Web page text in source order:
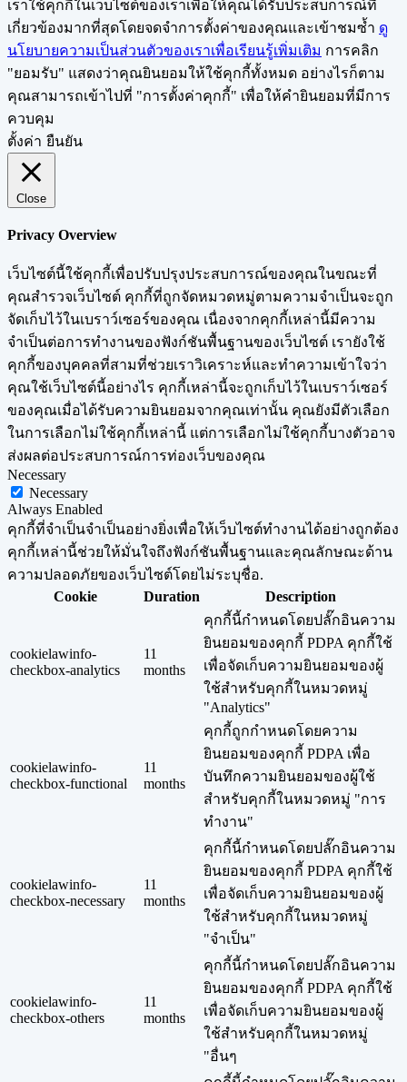
เราใช้คุกกี้ในเว็บไซต์ของเราเพื่อให้คุณได้รับประสบการณ์ที่
เกี่ยวข้องมากที่สุดโดยจดจำการตั้งค่าของคุณและเข้าชมซ้ำ ดู
นโยบายความเป็นส่วนตัวของเราเพื่อเรียนรู้เพิ่มเติม การคลิก
"ยอมรับ" แสดงว่าคุณยินยอมให้ใช้คุกกี้ทั้งหมด อย่างไรก็ตาม
คุณสามารถเข้าไปที่ "การตั้งค่าคุกกี้" เพื่อให้คำยินยอมที่มีการ
ควบคุม
ตั้งค่า ยืนยัน
Close
Privacy Overview
เว็บไซต์นี้ใช้คุกกี้เพื่อปรับปรุงประสบการณ์ของคุณในขณะที่
คุณสำรวจเว็บไซต์ คุกกี้ที่ถูกจัดหมวดหมู่ตามความจำเป็นจะถูก
จัดเก็บไว้ในเบราว์เซอร์ของคุณ เนื่องจากคุกกี้เหล่านี้มีความ
จำเป็นต่อการทำงานของฟังก์ชันพื้นฐานของเว็บไซต์ เรายังใช้
คุกกี้ของบุคคลที่สามที่ช่วยเราวิเคราะห์และทำความเข้าใจว่า
คุณใช้เว็บไซต์นี้อย่างไร คุกกี้เหล่านี้จะถูกเก็บไว้ในเบราว์เซอร์
ของคุณเมื่อได้รับความยินยอมจากคุณเท่านั้น คุณยังมีตัวเลือก
ในการเลือกไม่ใช้คุกกี้เหล่านี้ แต่การเลือกไม่ใช้คุกกี้บางตัวอาจ
ส่งผลต่อประสบการณ์การท่องเว็บของคุณ
Necessary
Necessary
Always Enabled
คุกกี้ที่จำเป็นจำเป็นอย่างยิ่งเพื่อให้เว็บไซต์ทำงานได้อย่างถูกต้อง
คุกกี้เหล่านี้ช่วยให้มั่นใจถึงฟังก์ชันพื้นฐานและคุณลักษณะด้าน
ความปลอดภัยของเว็บไซต์โดยไม่ระบุชื่อ.
Cookie
Duration Description
cookielawinfo-
checkbox-analytics
11
months
คุกกี้นี้กำหนดโดยปลั๊กอินความ
ยินยอมของคุกกี้ PDPA คุกกี้ใช้
เพื่อจัดเก็บความยินยอมของผู้
ใช้สำหรับคุกกี้ในหมวดหมู่
"Analytics"
cookielawinfo-
checkbox-functional
11
months
คุกกี้ถูกกำหนดโดยความ
ยินยอมของคุกกี้ PDPA เพื่อ
บันทึกความยินยอมของผู้ใช้
สำหรับคุกกี้ในหมวดหมู่ "การ
ทำงาน"
cookielawinfo-
checkbox-necessary
11
months
คุกกี้นี้กำหนดโดยปลั๊กอินความ
ยินยอมของคุกกี้ PDPA คุกกี้ใช้
เพื่อจัดเก็บความยินยอมของผู้
ใช้สำหรับคุกกี้ในหมวดหมู่
"จำเป็น"
cookielawinfo-
checkbox-others
11
months
คุกกี้นี้กำหนดโดยปลั๊กอินความ
ยินยอมของคุกกี้ PDPA คุกกี้ใช้
เพื่อจัดเก็บความยินยอมของผู้
ใช้สำหรับคุกกี้ในหมวดหมู่
"อื่นๆ